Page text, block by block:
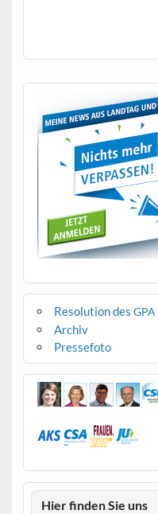
Resolution des GPA
Archiv
Pressefoto
Hier finden Sie uns